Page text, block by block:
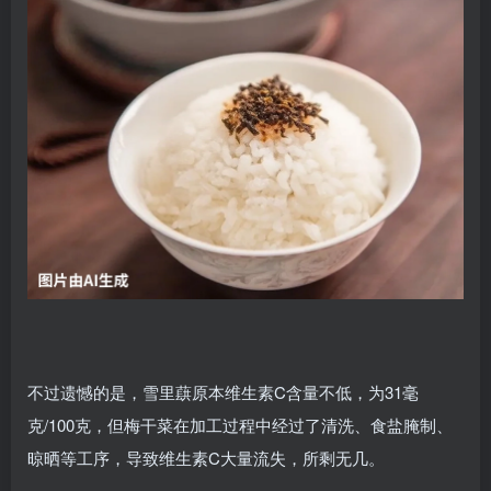
不过遗憾的是，雪里蕻原本维生素C含量不低，为31毫
克/100克，但梅干菜在加工过程中经过了清洗、食盐腌制、
晾晒等工序，导致维生素C大量流失，所剩无几。